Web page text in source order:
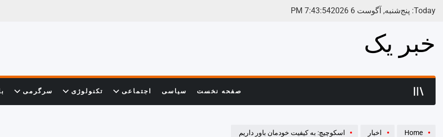
Today: پنج‌شنبه, آگوست 6 2026 7:43:55
PM
خبر یک
صفحه نخست سیاسی اجتماعی تکنولوژی سرگرمی
Home اخبار اسکوچیچ: به کیفیت خودمان باور داریم